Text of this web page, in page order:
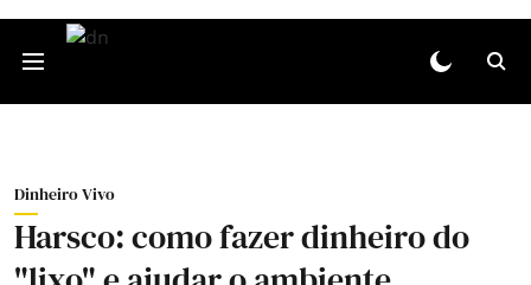
Dinheiro Vivo
Harsco: como fazer dinheiro do